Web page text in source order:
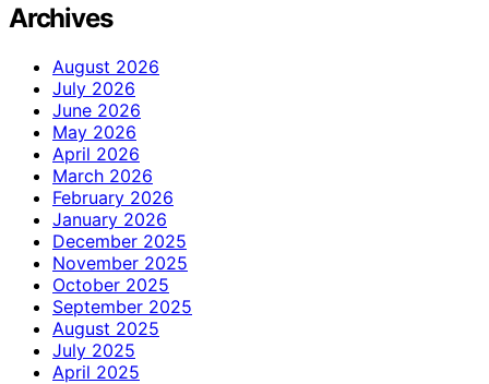
Archives
August 2026
July 2026
June 2026
May 2026
April 2026
March 2026
February 2026
January 2026
December 2025
November 2025
October 2025
September 2025
August 2025
July 2025
April 2025